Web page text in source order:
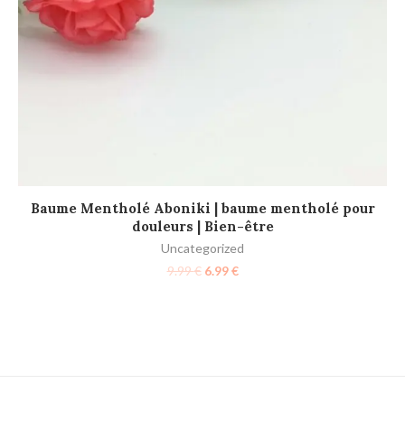
AJOUTER AU PANIER
Baume Mentholé Aboniki | baume mentholé pour
douleurs | Bien-être
Uncategorized
9.99€ 6.99€